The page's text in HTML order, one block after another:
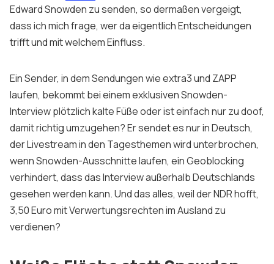
Sign up
Edward Snowden zu senden, so dermaßen vergeigt,
dass ich mich frage, wer da eigentlich Entscheidungen
trifft und mit welchem Einfluss.
Ein Sender, in dem Sendungen wie extra3 und ZAPP
laufen, bekommt bei einem exklusiven Snowden-
Interview plötzlich kalte Füße oder ist einfach nur zu doof,
damit richtig umzugehen? Er sendet es nur in Deutsch,
der Livestream in den Tagesthemen wird unterbrochen,
wenn Snowden-Ausschnitte laufen, ein Geoblocking
verhindert, dass das Interview außerhalb Deutschlands
gesehen werden kann. Und das alles, weil der NDR hofft,
3,50 Euro mit Verwertungsrechten im Ausland zu
verdienen?